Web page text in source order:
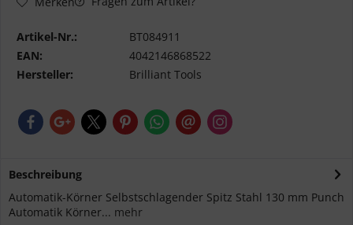
Artikel-Nr.:
BT084911
EAN:
4042146868522
Hersteller:
Brilliant Tools
Beschreibung
Automatik-Körner Selbstschlagender Spitz Stahl 130 mm Punch
Automatik Körner... mehr